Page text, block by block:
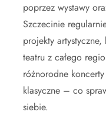
poprzez wystawy
Szczecinie
projekty
teatru z całego
różnorodne
klasyczne – co
siebie.